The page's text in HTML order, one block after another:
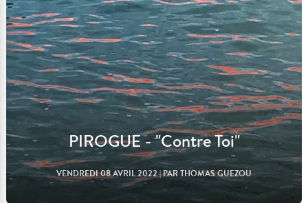
PIROGUE - "Contre Toi"
VENDREDI 08 AVRIL 2022| PAR THOMAS GUEZOU